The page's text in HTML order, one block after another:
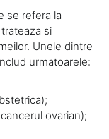
se refera la
si
Unele dintre
urmatoarele:
ovarian);